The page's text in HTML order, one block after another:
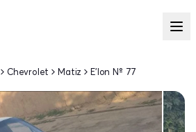
Chevrolet Matiz E'lon № 77